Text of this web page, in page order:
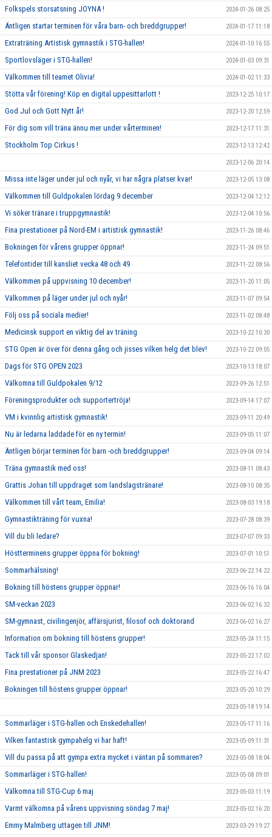
Folkspels storsatsning JOYNA ! 2024-01-26 08:25
Äntligen startar terminen för våra barn- och breddgrupper! 2024-01-17 11:18
Extraträning Artistisk gymnastik i STG-hallen! 2024-01-10 16:55
Sportlovsläger i STG-hallen! 2024-01-03 09:31
Välkommen till teamet Olivia! 2024-01-02 11:33
Stötta vår förening! Köp en digital uppesittarlott ! 2023-12-25 10:17
God Jul och Gott Nytt år! 2023-12-20 12:59
För dig som vill träna ännu mer under vårterminen! 2023-12-17 11:31
Stockholm Top Cirkus ! 2023-12-13 12:42
2023-12-06 20:14
Missa inte läger under jul och nyår, vi har några platser kvar! 2023-12-05 13:08
Välkommen till Guldpokalen lördag 9 december 2023-12-04 12:12
Vi söker tränare i truppgymnastik! 2023-12-04 10:56
Fina prestationer på Nord-EM i artistisk gymnastik! 2023-11-26 08:46
Bokningen för vårens grupper öppnar! 2023-11-24 09:51
Telefontider till kansliet vecka 48 och 49 2023-11-22 08:56
Välkommen på uppvisning 10 december! 2023-11-20 11:05
Välkommen på läger under jul och nyår! 2023-11-07 09:54
Följ oss på sociala medier! 2023-11-02 08:48
Medicinsk support en viktig del av träning 2023-10-22 10:30
STG Open är över för denna gång och jisses vilken helg det blev! 2023-10-22 09:05
Dags för STG OPEN 2023 2023-10-13 18:07
Välkomna till Guldpokalen 9/12 2023-09-26 12:51
Föreningsprodukter och supportertröja! 2023-09-14 17:07
VM i kvinnlig artistisk gymnastik! 2023-09-11 20:49
Nu är ledarna laddade för en ny termin! 2023-09-05 11:07
Äntligen börjar terminen för barn -och breddgrupper! 2023-09-04 09:14
Träna gymnastik med oss! 2023-08-11 08:43
Grattis Johan till uppdraget som landslagstränare! 2023-08-10 08:35
Välkommen till vårt team, Emilia! 2023-08-03 19:18
Gymnastikträning för vuxna! 2023-07-28 08:39
Vill du bli ledare? 2023-07-07 09:33
Höstterminens grupper öppna för bokning! 2023-07-01 10:51
Sommarhälsning! 2023-06-22 14:22
Bokning till höstens grupper öppnar! 2023-06-16 16:04
SM-veckan 2023 2023-06-02 16:32
SM-gymnast, civilingenjör, affärsjurist, filosof och doktorand 2023-06-02 16:27
Information om bokning till höstens grupper! 2023-05-24 11:15
Tack till vår sponsor Glaskedjan! 2023-05-22 17:02
Fina prestationer på JNM 2023 2023-05-22 16:47
Bokningen till höstens grupper öppnar! 2023-05-20 10:29
2023-05-18 19:14
Sommarläger i STG-hallen och Enskedehallen! 2023-05-17 11:16
Vilken fantastisk gympahelg vi har haft! 2023-05-09 11:31
Vill du passa på att gympa extra mycket i väntan på sommaren? 2023-05-08 18:04
Sommarläger i STG-hallen! 2023-05-08 09:01
Välkomna till STG-Cup 6 maj 2023-05-03 11:19
Varmt välkomna på vårens uppvisning söndag 7 maj! 2023-05-02 16:20
Emmy Malmberg uttagen till JNM! 2023-03-29 19:27